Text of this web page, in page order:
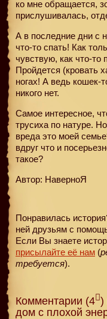
ко мне обращается,
прислушивалась,
А в последние дни с
что-то спать! Как
чувствую, как что-то
Пройдется (кровать
ногах! А ведь кошек-
никого нет.
Самое интересное,
трусиха по натуре.
вреда это моей
вдруг что и
такое?
Автор: НаверноЯ
Понравилась
ней друзьям с
Если Вы знаете
присылайте её нам (
требуется).
Комментарии (4 )
дом с плохой